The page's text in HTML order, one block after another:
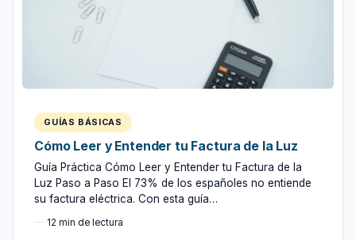
GUÍAS BÁSICAS
Cómo Leer y Entender tu Factura de la Luz
Guía Práctica Cómo Leer y Entender tu Factura de la
Luz Paso a Paso El 73% de los españoles no entiende
su factura eléctrica. Con esta guía…
12 min de lectura